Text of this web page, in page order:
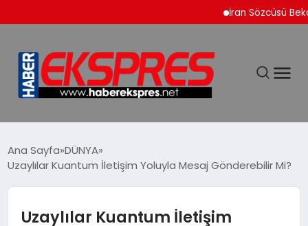
İran Sözcüsü Bekayi
Ana Sayfa DÜNYA
Uzaylılar Kuantum İletişim Yoluyla Mesaj Gönderebilir Mi?
Uzaylılar Kuantum İletişim